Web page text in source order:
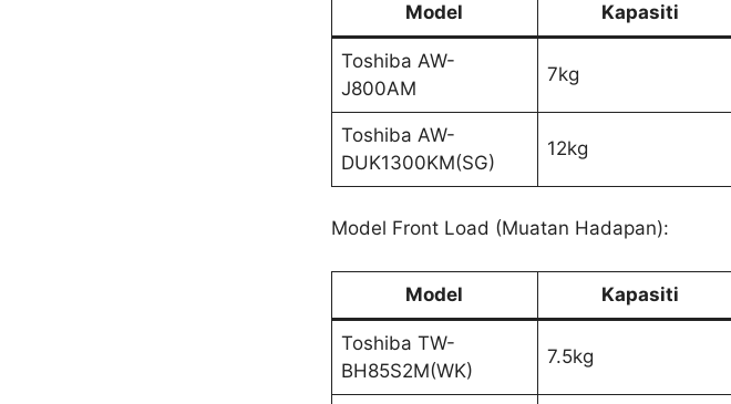
Model Kapasiti
Toshiba AW-
J800AM
7kg
Toshiba AW-
DUK1300KM(SG)
12kg
Model Front Load (Muatan Hadapan):
Model Kapasiti
Toshiba TW-
BH85S2M(WK)
7.5kg